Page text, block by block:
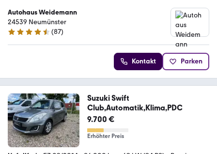
Autohaus Weidemann
24539 Neumünster
4.7 Sterne
(87)
Kontakt Parken
Suzuki Swift
Club,Automatik,Klima,PDC
9.700 €
Erhöhter Preis